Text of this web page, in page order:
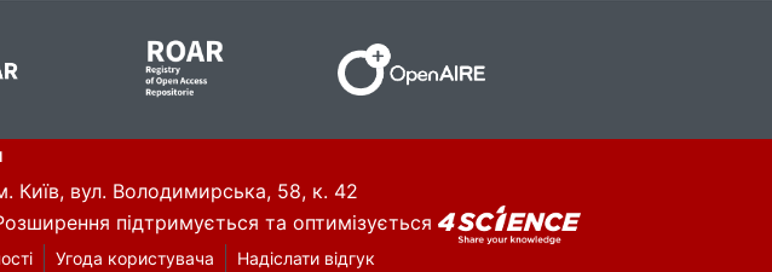
Київ, вул. Володимирська, 58, к. 42
підтримується та оптимізується
Угода користувача Надіслати відгук